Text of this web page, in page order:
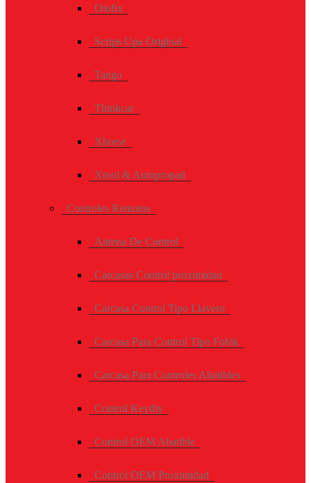
Otofix
Scrips Upa Original
Tango
Thinkcar
Xhorse
Xtool & Autopropad
Controles Remotos
Antena De Control
Carcasas Control proximidad
Carcasa Control Tipo Llavero
Carcasa Para Control Tipo Fobik
Carcasa Para Controles Abatibles
Control Keydiy
Control OEM Abatible
Control OEM Proximidad